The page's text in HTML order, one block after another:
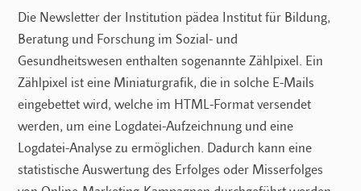
Die Newsletter der Institution pädea Institut für Bildung,
Beratung und Forschung im Sozial- und
Gesundheitswesen enthalten sogenannte Zählpixel. Ein
Zählpixel ist eine Miniaturgrafik, die in solche E-Mails
eingebettet wird, welche im HTML-Format versendet
werden, um eine Logdatei-Aufzeichnung und eine
Logdatei-Analyse zu ermöglichen. Dadurch kann eine
statistische Auswertung des Erfolges oder Misserfolges